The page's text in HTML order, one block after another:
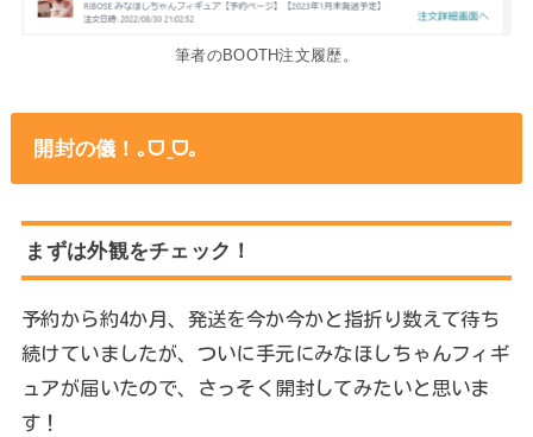
筆者のBOOTH注文履歴。
開封の儀！｡ᗜ ̫ᗜ｡
まずは外観をチェック！
予約から約4か月、発送を今か今かと指折り数えて待ち
続けていましたが、ついに手元にみなほしちゃんフィギ
ュアが届いたので、さっそく開封してみたいと思いま
す！